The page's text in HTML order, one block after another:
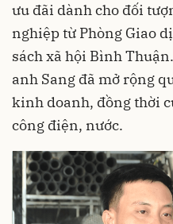
ưu đãi dành cho đối
nghiệp từ Phòng Giao
sách xã hội Bình
anh Sang đã mở rộng
kinh doanh, đồng thời
công điện, nước.